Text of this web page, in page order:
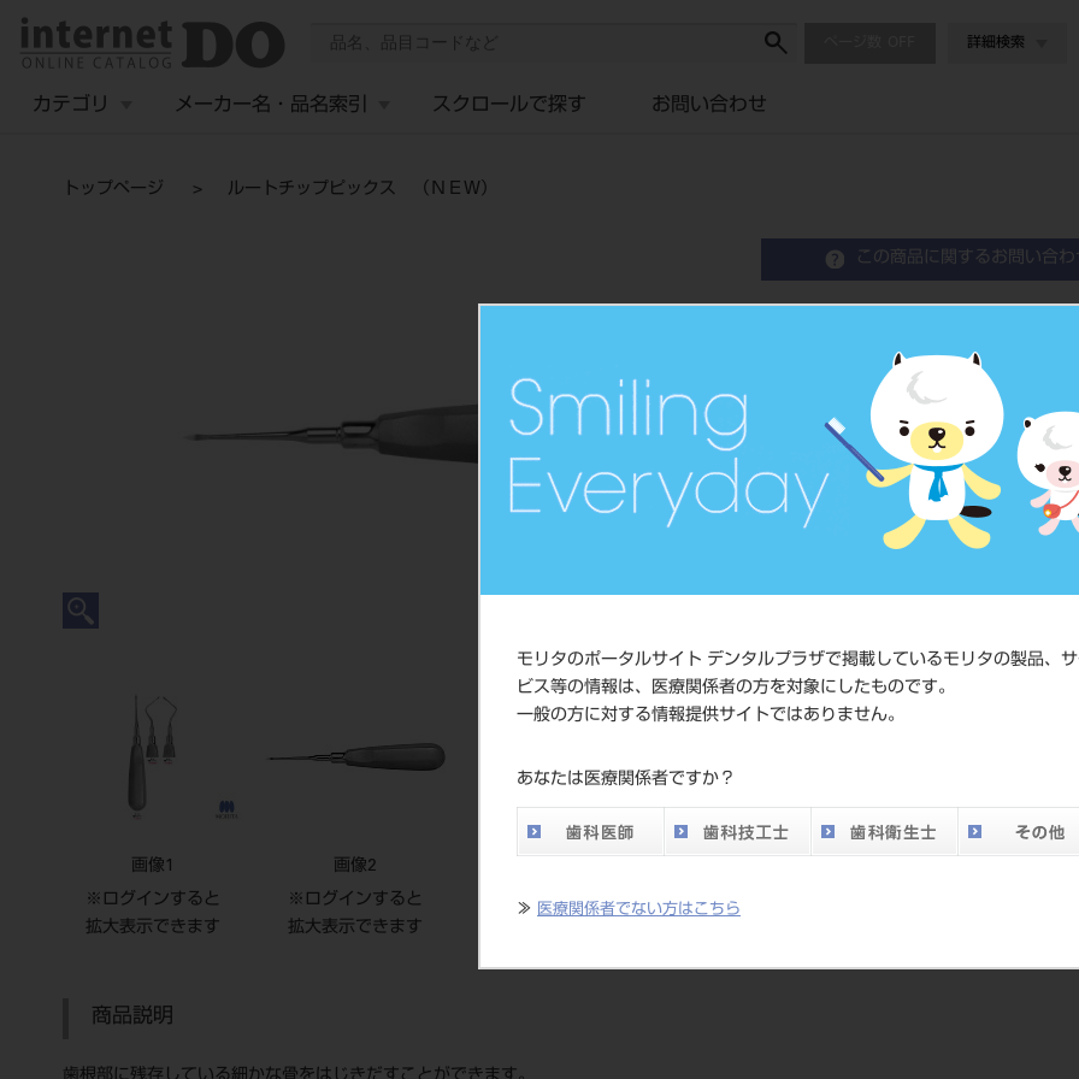
モリタのポータルサイト デンタルプラザで掲載しているモリタの製品、
ビス等の情報は、医療関係者の方を対象にしたものです。
一般の方に対する情報提供サイトではありません。
あなたは医療関係者ですか？
≫ 医療関係者でない方はこちら
詳細検索
カテゴリ メーカー名・品名索引 スクロールで探す お問い合わせ
トップページ ルートチップピックス （ＮＥＷ）
この商品に関するお問い合わ
ルートチップピックス （
品目コード 201510548
標準価格
価格の確認は『
ネット会員登録
メーカー 株式会社YDM
画像1
※ログインすると
拡大表示できます
画像2
※ログインすると
拡大表示できます
商品説明